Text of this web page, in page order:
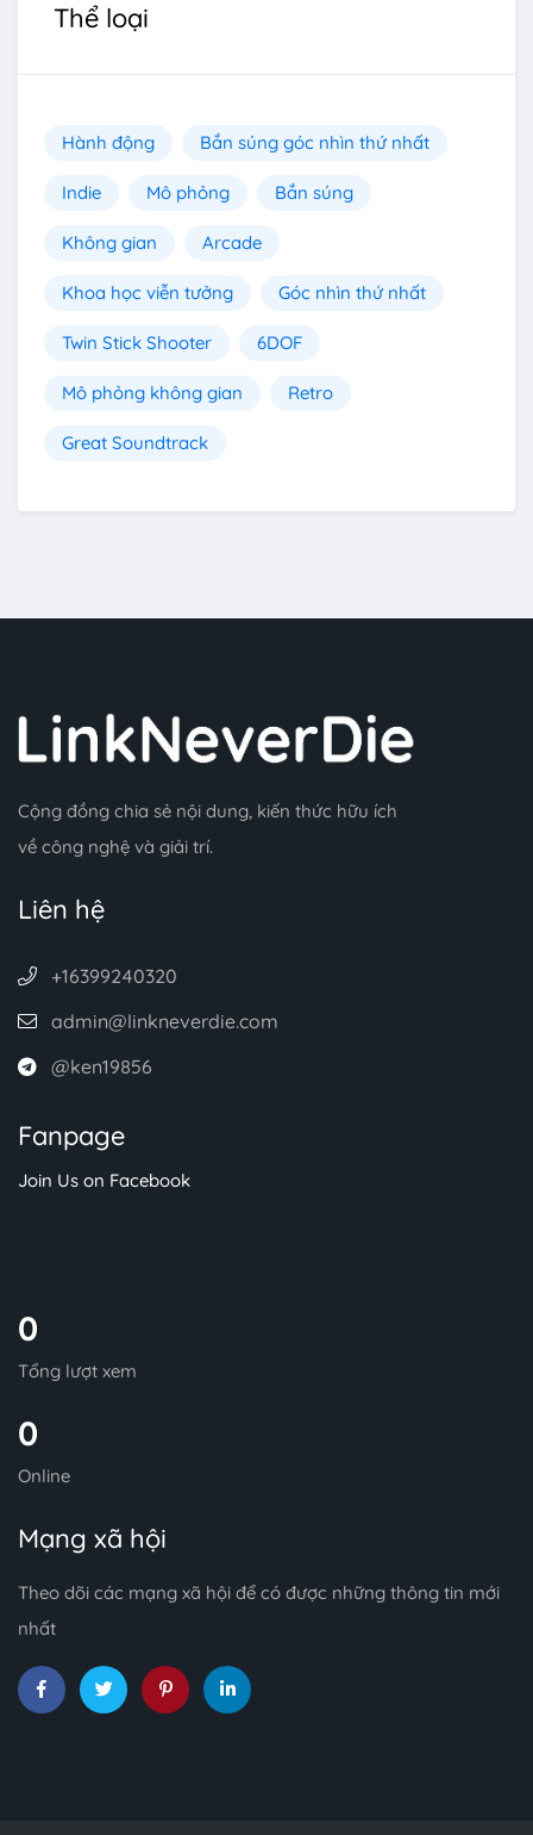
Thể loại
Hành động Bắn súng góc nhìn thứ nhất
Indie Mô phỏng Bắn súng
Không gian Arcade
Khoa học viễn tưởng Góc nhìn thứ nhất
Twin Stick Shooter 6DOF
Mô phỏng không gian Retro
Great Soundtrack
Cộng đồng chia sẻ nội dung, kiến thức hữu ích
về công nghệ và giải trí.
Liên hệ
+16399240320
admin@linkneverdie.com
@ken19856
Fanpage
Join Us on Facebook
0
Tổng lượt xem
0
Online
Mạng xã hội
Theo dõi các mạng xã hội để có được những thông tin mới
nhất